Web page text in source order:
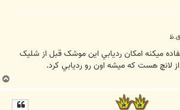
ميکنه امکان رديابي اين موشک قبل از شليک
هست که ميشه اون رو رديابي کرد.
ب
ا